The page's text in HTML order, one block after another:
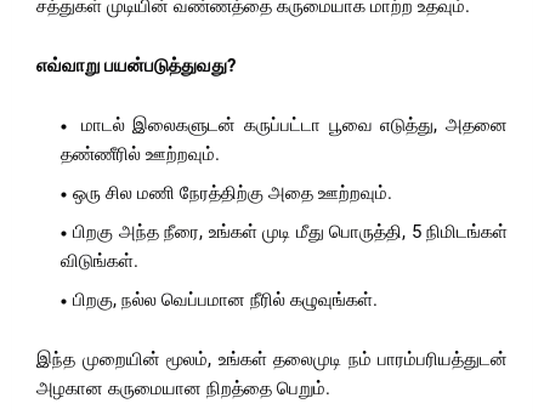
சத்துகள் முடியின் வண்ணத்தை கருமையாக மாற்ற உதவும்.
எவ்வாறு பயன்படுத்துவது?
மாடல் இலைகளுடன் கருப்பட்டா பூவை எடுத்து, அதனை
தண்ணீரில் ஊற்றவும்.
ஒரு சில மணி நேரத்திற்கு அதை ஊற்றவும்.
பிறகு அந்த நீரை, உங்கள் முடி மீது பொருத்தி, 5 நிமிடங்கள்
விடுங்கள்.
பிறகு, நல்ல வெப்பமான நீரில் கழுவுங்கள்.
இந்த முறையின் மூலம், உங்கள் தலைமுடி நம் பாரம்பரியத்துடன்
அழகான கருமையான நிறத்தை பெறும்.